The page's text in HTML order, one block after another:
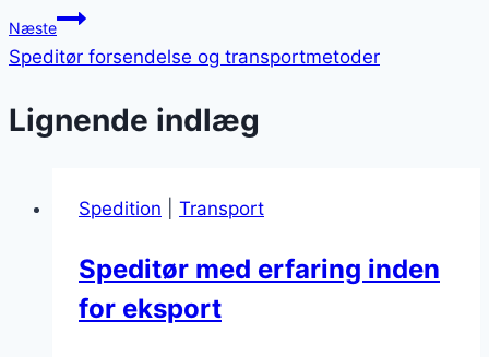
Næste
Speditør forsendelse og transportmetoder
Lignende indlæg
Spedition Transport
Speditør med erfaring inden
for eksport